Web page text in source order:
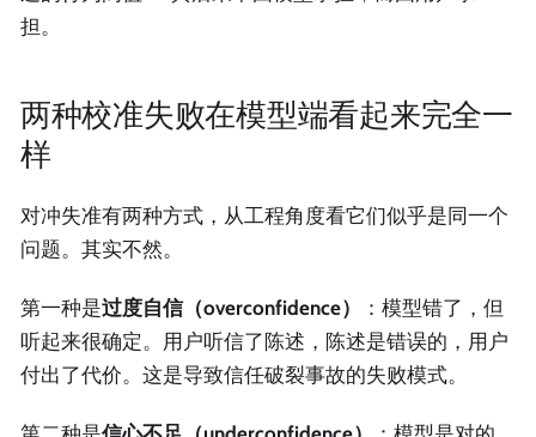
担。
两种校准失败在模型端看起来完全一
样
对冲失准有两种方式，从工程角度看它们似乎是同一个
问题。其实不然。
第一种是过度自信（overconfidence）
：模型错了，但
听起来很确定。用户听信了陈述，陈述是错误的，用户
付出了代价。这是导致信任破裂事故的失败模式。